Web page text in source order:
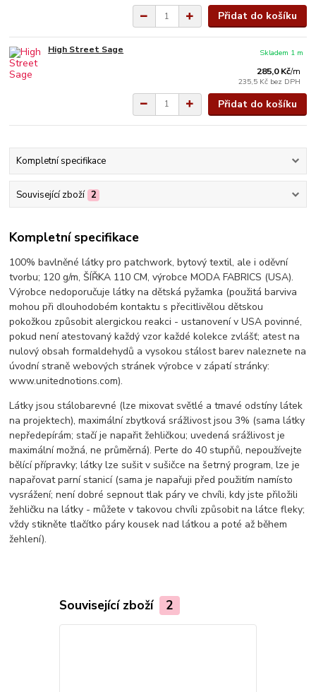
Přidat do košíku
High Street Sage
285,0 Kč/m
235,5 Kč bez DPH
Skladem 1 m
Přidat do košíku
Kompletní specifikace
Související zboží 2
Kompletní specifikace
100% bavlněné látky pro patchwork, bytový textil, ale i oděvní
tvorbu; 120 g/m, ŠÍŘKA 110 CM, výrobce MODA FABRICS (USA).
Výrobce nedoporučuje látky na dětská pyžamka (použitá barviva
mohou při dlouhodobém kontaktu s přecitlivělou dětskou
pokožkou způsobit alergickou reakci - ustanovení v USA povinné,
pokud není atestovaný každý vzor každé kolekce zvlášť; atest na
nulový obsah formaldehydů a vysokou stálost barev naleznete na
úvodní straně webových stránek výrobce v zápatí stránky:
www.unitednotions.com).
Látky jsou stálobarevné (lze mixovat světlé a tmavé odstíny látek
na projektech), maximální zbytková srážlivost jsou 3% (sama látky
nepředepírám; stačí je napařit žehličkou; uvedená srážlivost je
maximální možná, ne průměrná). Perte do 40 stupňů, nepoužívejte
bělící přípravky; látky lze sušit v sušičce na šetrný program, lze je
napařovat parní stanicí (sama je napařuji před použitím namísto
vysrážení; není dobré sepnout tlak páry ve chvíli, kdy jste přiložili
žehličku na látky - můžete v takovou chvíli způsobit na látce fleky;
vždy stikněte tlačítko páry kousek nad látkou a poté až během
žehlení).
Související zboží 2